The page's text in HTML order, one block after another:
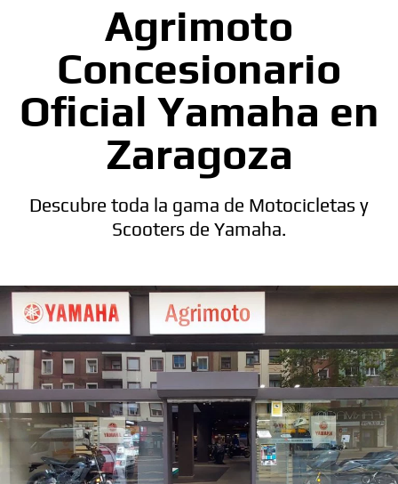
Agrimoto
Concesionario
Oficial Yamaha en
Zaragoza
Descubre toda la gama de Motocicletas y
Scooters de Yamaha.